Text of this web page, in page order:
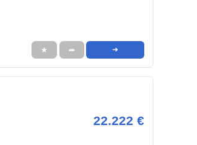
★ ➦ ➜
22.222 €